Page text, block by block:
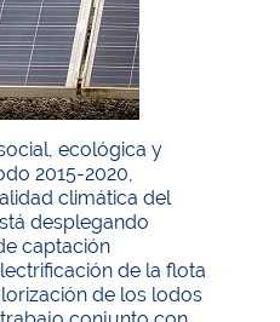
ecológica y
2015-2020,
climática del
desplegando
captación
de la flota
de los lodos